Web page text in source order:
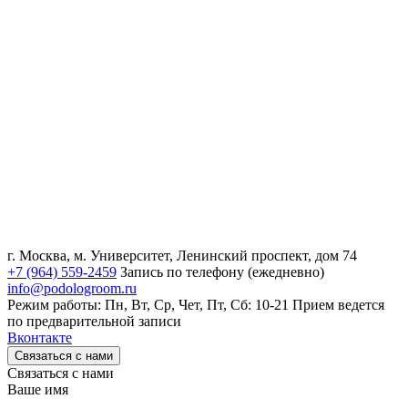
г. Москва, м. Университет, Ленинский проспект, дом 74
+7 (964) 559-2459 Запись по телефону (ежедневно)
info@podologroom.ru
Режим работы: Пн, Вт, Ср, Чет, Пт, Сб: 10-21 Прием ведется
по предварительной записи
Вконтакте
Связаться с нами
Связаться с нами
Ваше имя